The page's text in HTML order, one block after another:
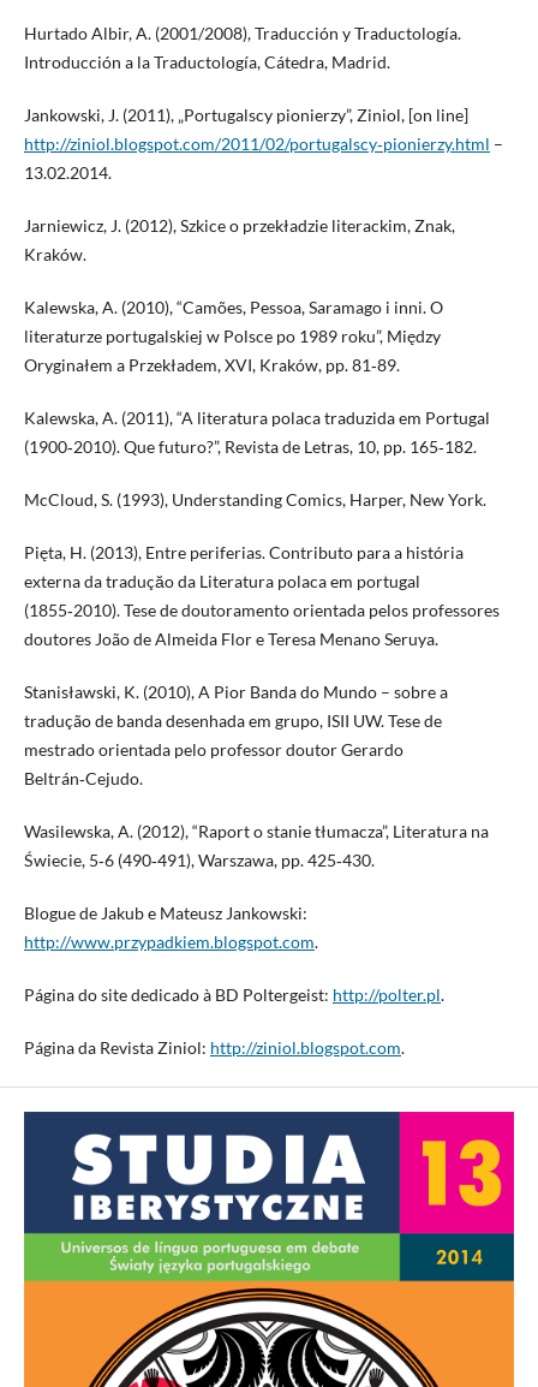
Hurtado Albir, A. (2001/2008), Traducción y Traductología.
Introducción a la Traductología, Cátedra, Madrid.
Jankowski, J. (2011), „Portugalscy pionierzy”, Ziniol, [on line]
http://ziniol.blogspot.com/2011/02/portugalscy‑pionierzy.html –
13.02.2014.
Jarniewicz, J. (2012), Szkice o przekładzie literackim, Znak,
Kraków.
Kalewska, A. (2010), “Camões, Pessoa, Saramago i inni. O
literaturze portugalskiej w Polsce po 1989 roku”, Między
Oryginałem a Przekładem, XVI, Kraków, pp. 81‑89.
Kalewska, A. (2011), “A literatura polaca traduzida em Portugal
(1900‑2010). Que futuro?”, Revista de Letras, 10, pp. 165‑182.
McCloud, S. (1993), Understanding Comics, Harper, New York.
Pięta, H. (2013), Entre periferias. Contributo para a história
externa da traduçăo da Literatura polaca em portugal
(1855‑2010). Tese de doutoramento orientada pelos professores
doutores João de Almeida Flor e Teresa Menano Seruya.
Stanisławski, K. (2010), A Pior Banda do Mundo – sobre a
tradução de banda desenhada em grupo, ISII UW. Tese de
mestrado orientada pelo professor doutor Gerardo
Beltrán‑Cejudo.
Wasilewska, A. (2012), “Raport o stanie tłumacza”, Literatura na
Świecie, 5‑6 (490‑491), Warszawa, pp. 425‑430.
Blogue de Jakub e Mateusz Jankowski:
http://www.przypadkiem.blogspot.com.
Página do site dedicado à BD Poltergeist: http://polter.pl.
Página da Revista Ziniol: http://ziniol.blogspot.com.